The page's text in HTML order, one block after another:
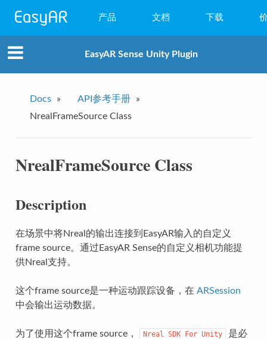
产品
小程序AR
EasyAR Mega
EasyAR Sense
文档 下载
EasyAR Sense Unity Plugin
Docs » API参考手册
»
NrealFrameSource Class
NrealFrameSource Class
Description
在场景中将Nreal的输出连接到EasyAR输入的自定义
frame source。通过EasyAR Sense的自定义相机功能提
供Nreal支持。
这个frame source是一种运动跟踪设备，在 ARSession
中会输出运动数据。
为了使用这个frame source， Nreal SDK For Unity
是必